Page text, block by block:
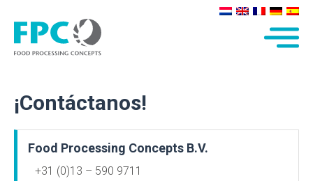
¡Contáctanos!
Food Processing Concepts B.V.
+31 (0)13 – 590 9711